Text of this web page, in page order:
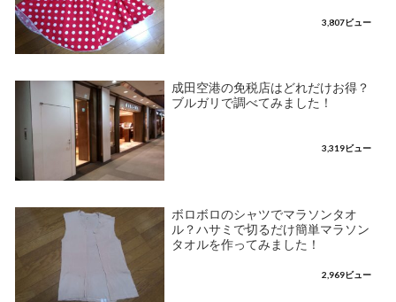
3,807ビュー
成田空港の免税店はどれだけお得？
ブルガリで調べてみました！
3,319ビュー
ボロボロのシャツでマラソンタオ
ル？ハサミで切るだけ簡単マラソン
タオルを作ってみました！
2,969ビュー